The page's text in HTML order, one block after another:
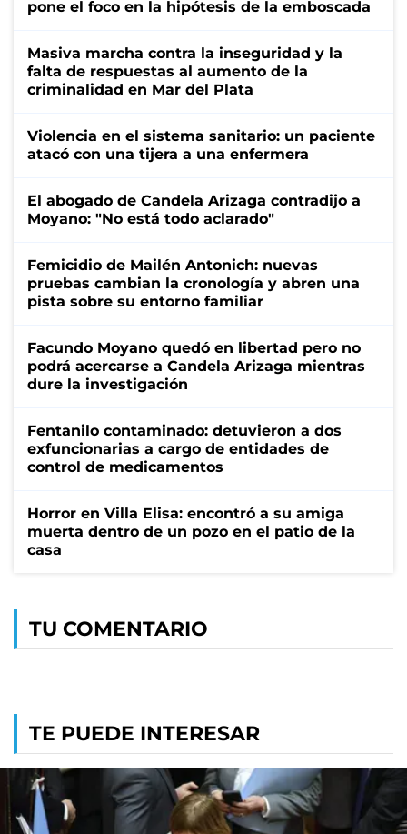
pone el foco en la hipótesis de la emboscada
Masiva marcha contra la inseguridad y la
falta de respuestas al aumento de la
criminalidad en Mar del Plata
Violencia en el sistema sanitario: un paciente
atacó con una tijera a una enfermera
El abogado de Candela Arizaga contradijo a
Moyano: "No está todo aclarado"
Femicidio de Mailén Antonich: nuevas
pruebas cambian la cronología y abren una
pista sobre su entorno familiar
Facundo Moyano quedó en libertad pero no
podrá acercarse a Candela Arizaga mientras
dure la investigación
Fentanilo contaminado: detuvieron a dos
exfuncionarias a cargo de entidades de
control de medicamentos
Horror en Villa Elisa: encontró a su amiga
muerta dentro de un pozo en el patio de la
casa
TU COMENTARIO
TE PUEDE INTERESAR